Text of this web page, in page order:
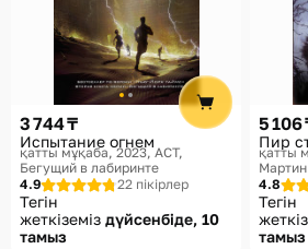
3 744 ₸
Испытание огнем
қатты мұқаба, 2023 АСТ,
Бегущий в лабиринте
4.9
22 пікірлер
Тегін
жеткіземіз дүйсенбіде, 10
тамыз
5 106
Пир
қатты
4.8
Тегін
тамыз